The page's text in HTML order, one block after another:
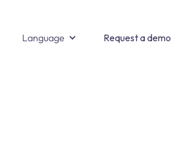
Language Request a demo